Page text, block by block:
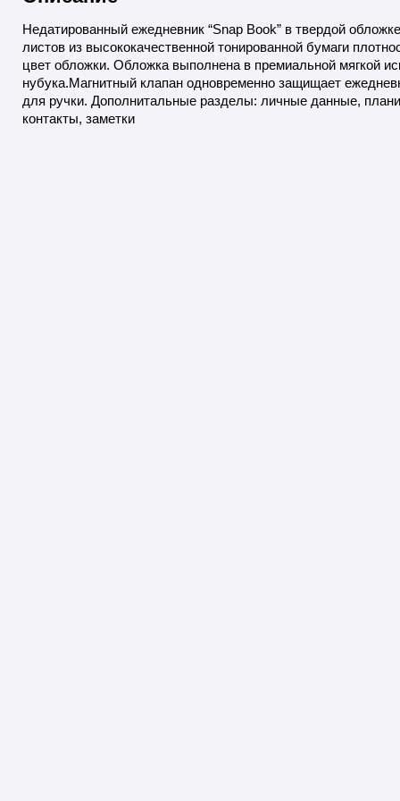
Недатированный ежедневник “Snap Book” в твердой
листов из высококачественной тонированной бумаги
цвет обложки. Обложка выполнена в премиальной мягкой
нубука.Магнитный клапан одновременно защищает
для ручки. Дополнитальные разделы: личные данные,
контакты, заметки